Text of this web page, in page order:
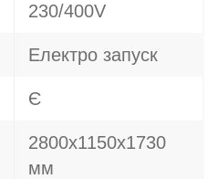
230/400V
Електро запуск
Є
2800х1150х1730
мм